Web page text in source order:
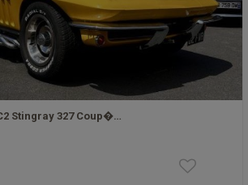
Stingray 327 Coup�…